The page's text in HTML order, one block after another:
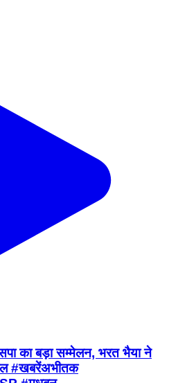
का बड़ा सम्मेलन, भरत भैया ने
#खबरेंअभीतक